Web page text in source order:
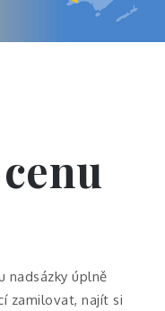
nadsázky úplně
zamilovat, najít si